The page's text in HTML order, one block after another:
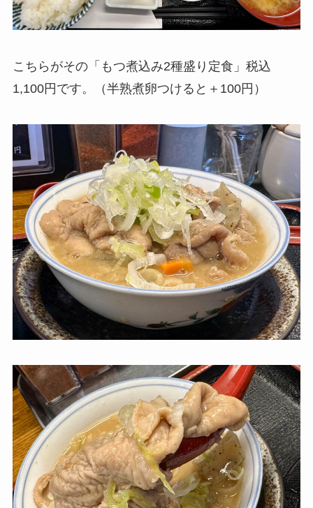
こちらがその「もつ煮込み2種盛り定食」税込
1,100円です。（半熟煮卵つけると＋100円）